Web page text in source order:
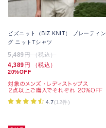
ビズニット（BIZ KNIT） プレーティン
グ ニットTシャツ
5,489円 （税込）
4,389円 （税込）
20%OFF
4.7(12件)